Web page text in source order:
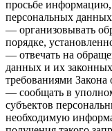
просьбе
персональных
— организовывать
порядке,
— отвечать на
данных и их законных
требованиями
— сообщать в
субъектов
необходимую